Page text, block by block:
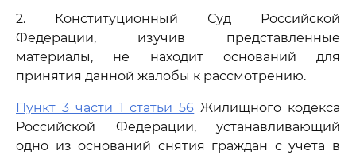
2. Конституционный Суд Российской
Федерации, изучив представленные
материалы, не находит оснований для
принятия данной жалобы к рассмотрению.
Пункт 3 части 1 статьи 56 Жилищного кодекса
Российской Федерации, устанавливающий
одно из оснований снятия граждан с учета в